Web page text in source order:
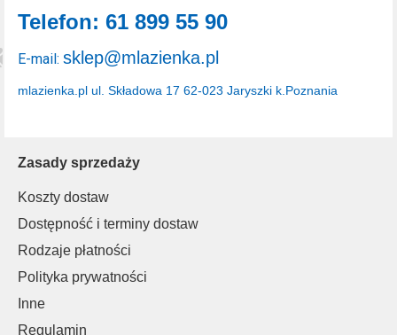
Zasady sprzedaży
Koszty dostaw
Dostępność i terminy dostaw
Rodzaje płatności
Polityka prywatności
Inne
Regulamin
mlazienka.pl ul. Składowa 17 62-023 Jaryszki k.Poznania
Telefon: 61 899 55 90
E-mail: sklep@mlazienka.pl